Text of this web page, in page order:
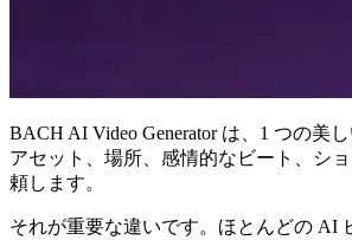
BACH AI Video Generator は、1 つの
アセット、場所、感情的なビート、シ
頼します。
それが重要な違いです。ほとんどの AI